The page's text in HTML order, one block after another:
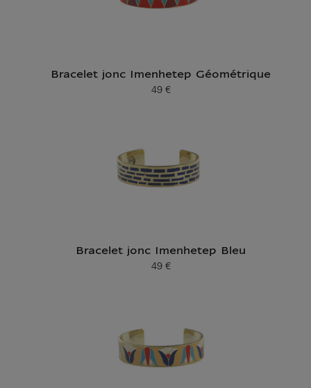
Bracelet jonc Imenhetep Géométrique
Prix ​​actuel
49 €
Bracelet jonc Imenhetep Bleu
Prix ​​actuel
49 €